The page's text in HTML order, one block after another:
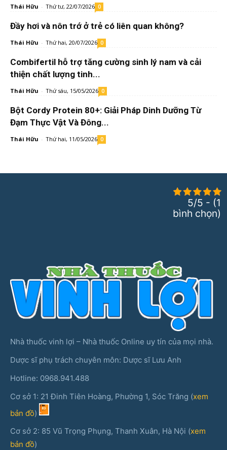
Thái Hữu - Thứ tư, 22/07/2026 0
Đầy hơi và nôn trớ ở trẻ có liên quan không?
Thái Hữu - Thứ hai, 20/07/2026 0
Combifertil hỗ trợ tăng cường sinh lý nam và cải
thiện chất lượng tinh...
Thái Hữu - Thứ sáu, 15/05/2026 0
Bột Cordy Protein 80+: Giải Pháp Dinh Dưỡng Từ
Đạm Thực Vật Và Đông...
Thái Hữu - Thứ hai, 11/05/2026 0
5/5 - (1
bình chọn)
Nhà thuốc vinh lợi – Nhà thuốc Online uy tín của mọi nhà.
Dược sĩ phụ trách chuyên môn: Dược sĩ Lưu Anh
Hotline: 0968.941.488
Cơ sở 1: 21 Đinh Tiên Hoàng, Phường 1, Sóc Trăng (xem
bản đồ)
Cơ sở 2: 85 Vũ Trọng Phụng, Thanh Xuân, Hà Nội (xem
bản đồ)